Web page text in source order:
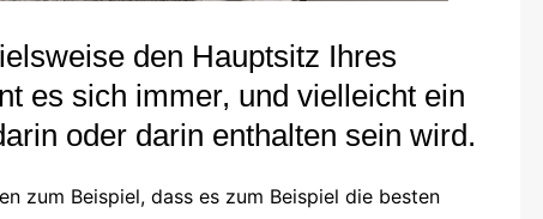
den Hauptsitz Ihres
es sich immer, und vielleicht ein
oder darin enthalten sein wird.
zum Beispiel, dass es zum Beispiel die besten